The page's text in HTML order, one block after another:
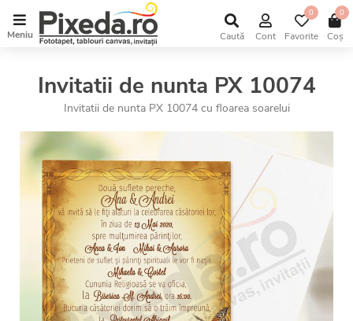
Meniu Caută Cont Favorite
0
Coș
0
Invitatii de nunta PX 10074
Invitatii de nunta PX 10074 cu floarea soarelui